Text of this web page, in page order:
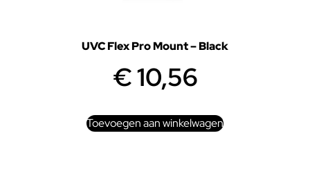
UVC Flex Pro Mount – Black
€10,56
Toevoegen aan winkelwagen